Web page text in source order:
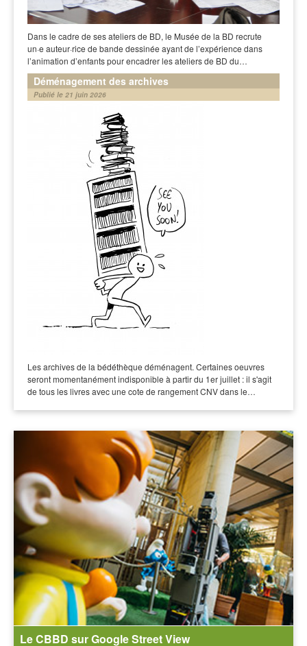
Dans le cadre de ses ateliers de BD, le Musée de la BD recrute
un·e auteur·rice de bande dessinée ayant de l’expérience dans
l’animation d’enfants pour encadrer les ateliers de BD du…
Déménagement des archives
Publié le 21 juin 2026
Les archives de la bédéthèque déménagent. Certaines oeuvres
seront momentanément indisponible à partir du 1er juillet : il s'agit
de tous les livres avec une cote de rangement CNV dans le…
Le CBBD sur Google Street View